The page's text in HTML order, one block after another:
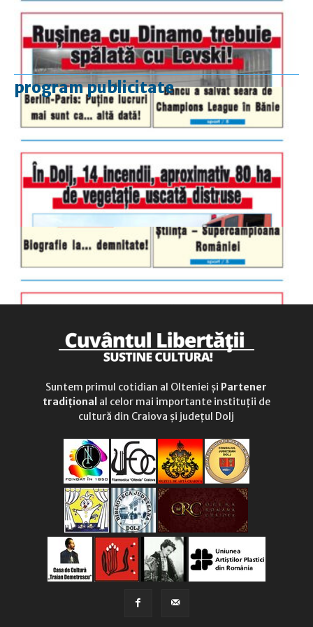
program publicitate
luni-vineri
9.00 - 17.00
duminică
9.00 - 12.00
Suntem primul cotidian al Olteniei și Partener
tradițional al celor mai importante instituții de
cultură din Craiova și județul Dolj